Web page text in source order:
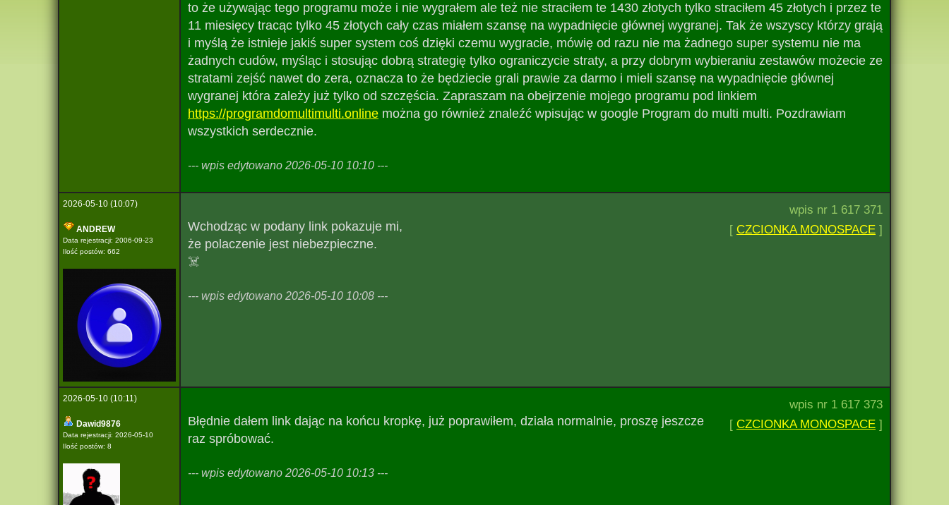
to że używając tego programu może i nie wygrałem ale też nie straciłem te 1430 złotych tylko straciłem 45 złotych i przez te
11 miesięcy tracąc tylko 45 złotych cały czas miałem szansę na wypadnięcie głównej wygranej. Tak że wszyscy którzy grają
i myślą że istnieje jakiś super system coś dzięki czemu wygracie, mówię od razu nie ma żadnego super systemu nie ma
żadnych cudów, myśląc i stosując dobrą strategię tylko ograniczycie straty, a przy dobrym wybieraniu zestawów możecie ze
stratami zejść nawet do zera, oznacza to że będziecie grali prawie za darmo i mieli szansę na wypadnięcie głównej
wygranej która zależy już tylko od szczęścia. Zapraszam na obejrzenie mojego programu pod linkiem
https://programdomultimulti.online można go również znaleźć wpisując w google Program do multi multi. Pozdrawiam
wszystkich serdecznie.
--- wpis edytowano 2026-05-10 10:10 ---
2026-05-10 (10:07)
ANDREW
Data rejestracji: 2006-09-23
Ilość postów: 662
wpis nr 1 617 371
[ CZCIONKA MONOSPACE ]
Wchodząc w podany link pokazuje mi,
że polaczenie jest niebezpieczne.
☠️
--- wpis edytowano 2026-05-10 10:08 ---
2026-05-10 (10:11)
Dawid9876
Data rejestracji: 2026-05-10
Ilość postów: 8
wpis nr 1 617 373
[ CZCIONKA MONOSPACE ]
Błędnie dałem link dając na końcu kropkę, już poprawiłem, działa normalnie, proszę jeszcze
raz spróbować.
--- wpis edytowano 2026-05-10 10:13 ---